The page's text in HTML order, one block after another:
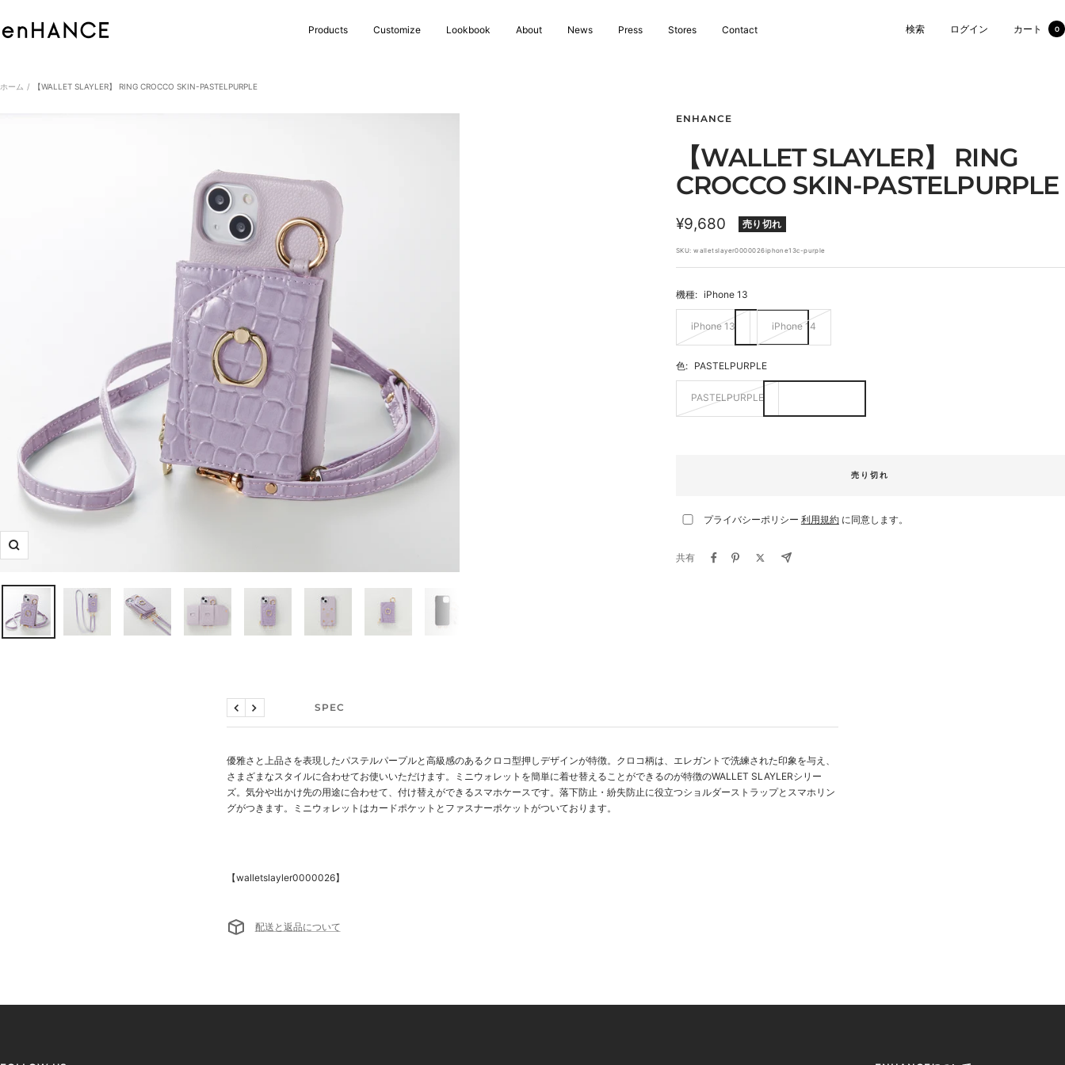
テ
へ
Products Customize Lookbook About News Press Stores Contact
enHANCE 検索 ログイン カート 0
ホーム 【WALLET SLAYLER】 RING CROCCO SKIN-PASTELPURPLE
ズ
ム
ン
ENHANCE
【WALLET SLAYLER】 RING
CROCCO SKIN-PASTELPURPLE
セ
ー
ル
価
¥9,680 売り切れ
SKU:walletslayer0000026iphone13c-purple
機種: iPhone 13
iPhone 13 iPhone 14
色: PASTELPURPLE
PASTELPURPLE
売り切れ
プライバシーポリシー 利用規約に同意します。
共有
説明文 SPEC
戻
る
次
へ
優雅さと上品さを表現したパステルパープルと高級感のあるクロコ型押しデザインが特徴。クロコ柄は、エレガントで洗練された印象を与え、
さまざまなスタイルに合わせてお使いいただけます。ミニウォレットを簡単に着せ替えることができるのが特徴のWALLET SLAYLERシリー
ズ。気分や出かけ先の用途に合わせて、付け替えができるスマホケースです。落下防止・紛失防止に役立つショルダーストラップとスマホリン
グがつきます。ミニウォレットはカードポケットとファスナーポケットがついております。
【walletslayler0000026】
配送と返品について